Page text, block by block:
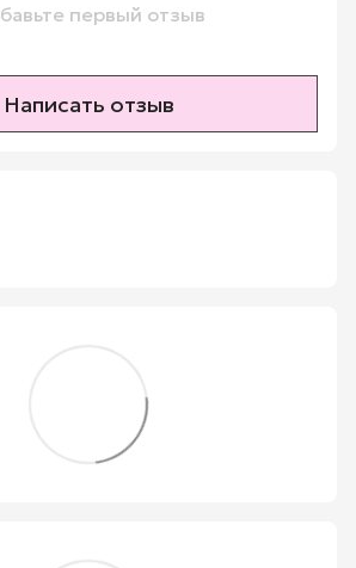
первый отзыв
Написать отзыв